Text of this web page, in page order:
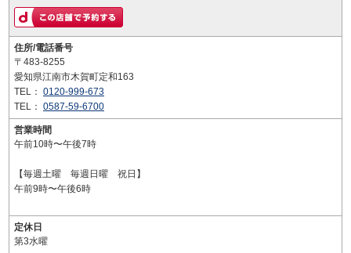
住所/電話番号
〒483-8255
愛知県江南市木賀町定和163
TEL： 0120-999-673
TEL： 0587-59-6700
営業時間
午前10時〜午後7時
【毎週土曜 毎週日曜 祝日】
午前9時〜午後6時
定休日
第3水曜